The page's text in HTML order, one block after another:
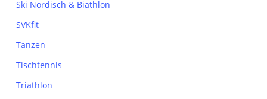
Ski Nordisch & Biathlon
SVKfit
Tanzen
Tischtennis
Triathlon